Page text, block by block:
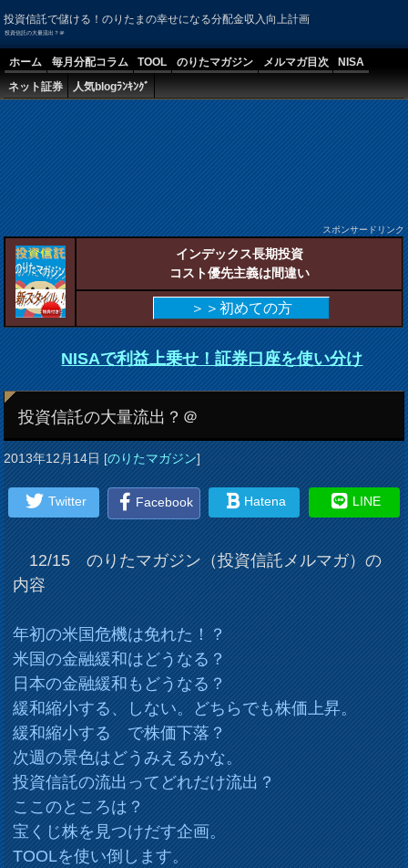
投資信託で儲ける！のりたまの幸せになる分配金収入向上計画
投資信託の大量流出？＠
ホーム 毎月分配コラム TOOL のりたマガジン メルマガ目次
NISA
ネット証券
人気blogﾗﾝｷﾝｸﾞ
スポンサードリンク
インデックス長期投資
コスト優先主義は間違い
＞＞初めての方
NISAで利益上乗せ！証券口座を使い分け
投資信託の大量流出？＠
2013年12月14日[のりたマガジン]
Twitter Facebook Hatena LINE
12/15 のりたマガジン（投資信託メルマガ）の
内容
年初の米国危機は免れた！？
米国の金融緩和はどうなる？
日本の金融緩和もどうなる？
緩和縮小する、しない。どちらでも株価上昇。
緩和縮小する で株価下落？
次週の景色はどうみえるかな。
投資信託の流出ってどれだけ流出？
ここのところは？
宝くじ株を見つけだす企画。
TOOLを使い倒します。